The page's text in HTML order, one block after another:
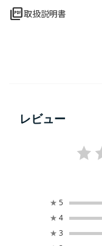
picture_as_pdf取扱説明書
レビュー
★ 5
★ 4
★ 3